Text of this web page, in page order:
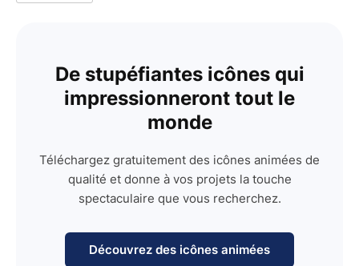
De stupéfiantes icônes qui
impressionneront tout le
monde
Téléchargez gratuitement des icônes animées de
qualité et donne à vos projets la touche
spectaculaire que vous recherchez.
Découvrez des icônes animées